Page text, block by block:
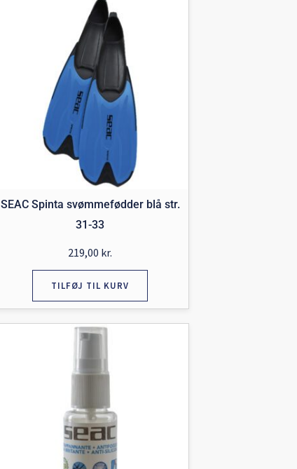
SEAC Spinta svømmefødder blå str.
31-33
219,00 kr.
TILFØJ TIL KURV